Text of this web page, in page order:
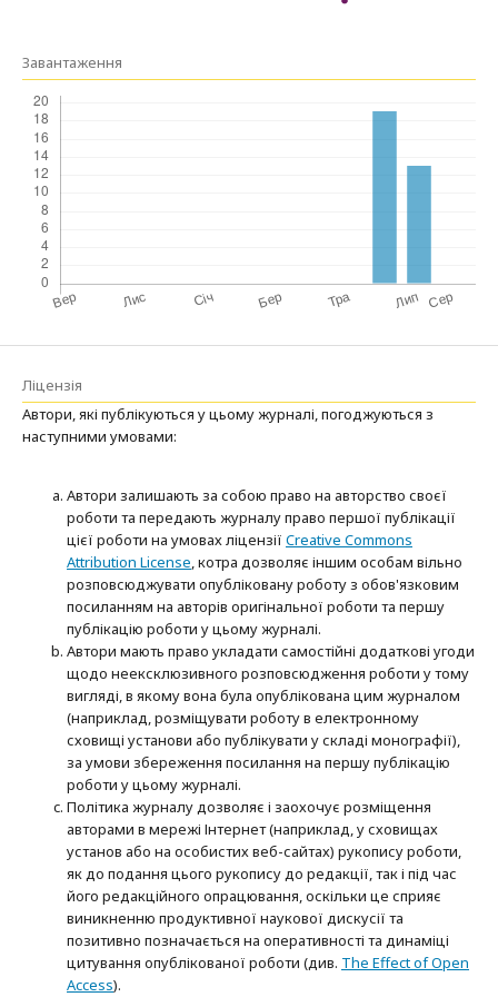
Завантаження
Ліцензія
Автори, які публікуються у цьому журналі, погоджуються з
наступними умовами:
Автори залишають за собою право на авторство своєї
роботи та передають журналу право першої публікації
цієї роботи на умовах ліцензії Creative Commons
Attribution License, котра дозволяє іншим особам вільно
розповсюджувати опубліковану роботу з обов'язковим
посиланням на авторів оригінальної роботи та першу
публікацію роботи у цьому журналі.
Автори мають право укладати самостійні додаткові угоди
щодо неексклюзивного розповсюдження роботи у тому
вигляді, в якому вона була опублікована цим журналом
(наприклад, розміщувати роботу в електронному
сховищі установи або публікувати у складі монографії),
за умови збереження посилання на першу публікацію
роботи у цьому журналі.
Політика журналу дозволяє і заохочує розміщення
авторами в мережі Інтернет (наприклад, у сховищах
установ або на особистих веб-сайтах) рукопису роботи,
як до подання цього рукопису до редакції, так і під час
його редакційного опрацювання, оскільки це сприяє
виникненню продуктивної наукової дискусії та
позитивно позначається на оперативності та динаміці
цитування опублікованої роботи (див. The Effect of Open
Access).